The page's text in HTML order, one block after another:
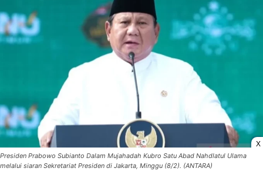
X
Presiden Prabowo Subianto Dalam Mujahadah Kubro Satu Abad Nahdlatul Ulama
melalui siaran Sekretariat Presiden di Jakarta, Minggu (8/2). (ANTARA)